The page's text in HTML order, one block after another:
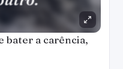
bater a carência,